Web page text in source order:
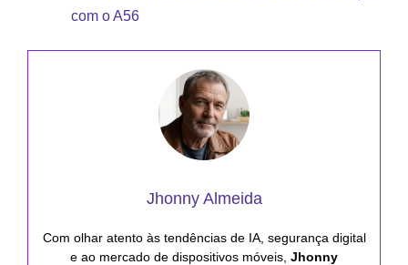
com o A56
Jhonny Almeida
Com olhar atento às tendências de IA, segurança digital
e ao mercado de dispositivos móveis, Jhonny